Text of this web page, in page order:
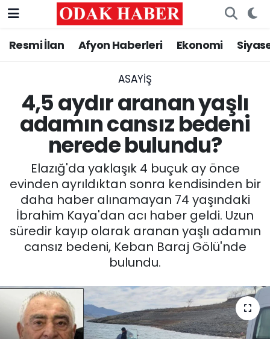
Resmi İlan Afyon Haberleri Ekonomi
ASAYİŞ
4,5 aydır aranan yaşlı
adamın cansız bedeni
nerede bulundu?
Elazığ'da yaklaşık 4 buçuk ay önce
evinden ayrıldıktan sonra kendisinden bir
daha haber alınamayan 74 yaşındaki
İbrahim Kaya'dan acı haber geldi. Uzun
süredir kayıp olarak aranan yaşlı adamın
cansız bedeni, Keban Baraj Gölü'nde
bulundu.
AFYONKARAHİSAR HABERLERİ
ASAYİŞ
GÜNCEL
SİYASET
EĞİTİM
MAGAZİN
SPOR
11:11 MANŞET
Nöbetçi Eczaneler
Trafik Durumu
Süper Lig Puan Durumu ve Fikstür
Tüm Manşetler
Son Dakika Haberleri
Haber Arşivi